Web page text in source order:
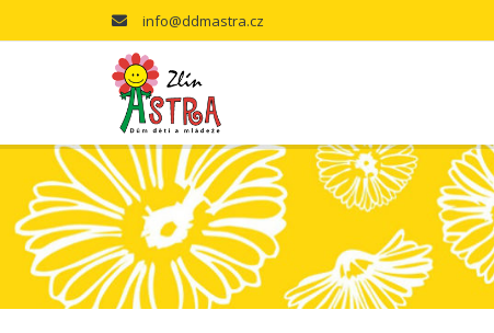
info@ddmastra.cz